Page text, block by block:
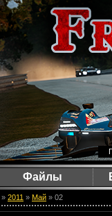
Файлы
» 2011 » Май » 02